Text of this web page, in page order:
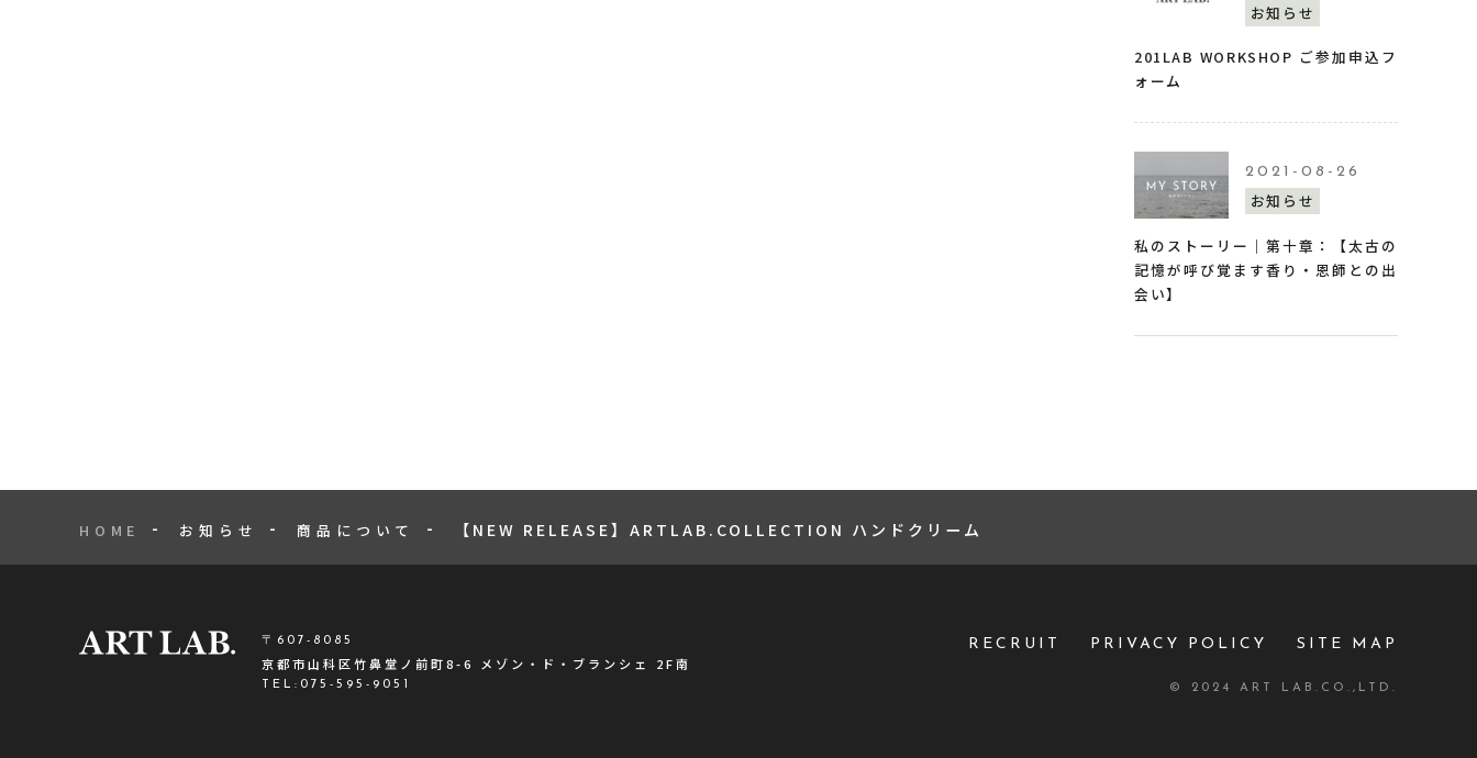
お知らせ
201LAB WORKSHOP ご参加申込フ
ォーム
2021-08-26
お知らせ
私のストーリー｜第十章：【太古の
記憶が呼び覚ます香り・恩師との出
会い】
HOME お知らせ 商品について 【NEW RELEASE】ARTLAB.COLLECTION ハンドクリーム
〒607-8085
京都市山科区竹鼻堂ノ前町8-6 メゾン・ド・ブランシェ 2F南
TEL: 075-595-9051
RECRUIT PRIVACY POLICY SITE MAP
© 2024 ART LAB.CO.,LTD.